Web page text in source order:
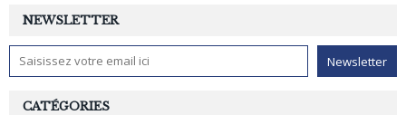
NEWSLETTER
CATÉGORIES